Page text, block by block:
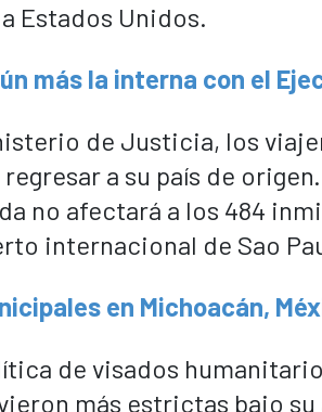
Estados Unidos.
más la interna con el
de Justicia, los
a su país de
no afectará a los 484
internacional de Sao
en Michoacán,
de visados
más estrictas bajo